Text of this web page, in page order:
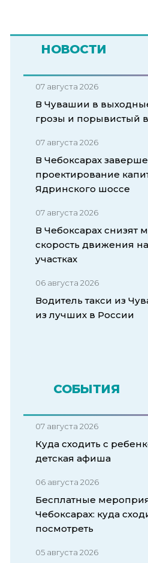
НОВОСТИ
07 августа 2026
В Чувашии в
грозы и порывистый
07 августа 2026
В Чебоксарах
проектирование
Ядринского шоссе
07 августа 2026
В Чебоксарах снизят
скорость движения
участках
06 августа 2026
Водитель такси из
из лучших в России
СОБЫТИЯ
07 августа 2026
Куда сходить с
детская афиша
06 августа 2026
Бесплатные
Чебоксарах: куда
посмотреть
05 августа 2026